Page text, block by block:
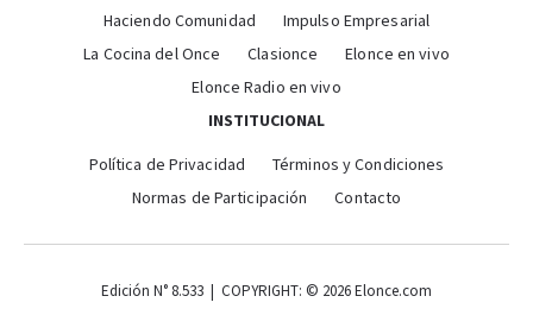
Haciendo Comunidad
Impulso Empresarial
La Cocina del Once
Clasionce
Elonce en vivo
Elonce Radio en vivo
INSTITUCIONAL
Política de Privacidad
Términos y Condiciones
Normas de Participación
Contacto
Edición N° 8.533 | COPYRIGHT: © 2026 Elonce.com